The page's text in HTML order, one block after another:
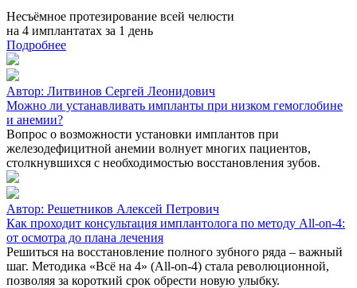
Несъёмное протезирование всей челюсти
на 4 имплантатах за 1 день
Подробнее
Автор: Литвинов Сергей Леонидович
Можно ли устанавливать импланты при низком гемоглобине
и анемии?
Вопрос о возможности установки имплантов при
железодефицитной анемии волнует многих пациентов,
столкнувшихся с необходимостью восстановления зубов.
Автор: Решетников Алексей Петрович
Как проходит консультация имплантолога по методу All‑on‑4:
от осмотра до плана лечения
Решиться на восстановление полного зубного ряда – важный
шаг. Методика «Всё на 4» (All-on-4) стала революционной,
позволяя за короткий срок обрести новую улыбку.